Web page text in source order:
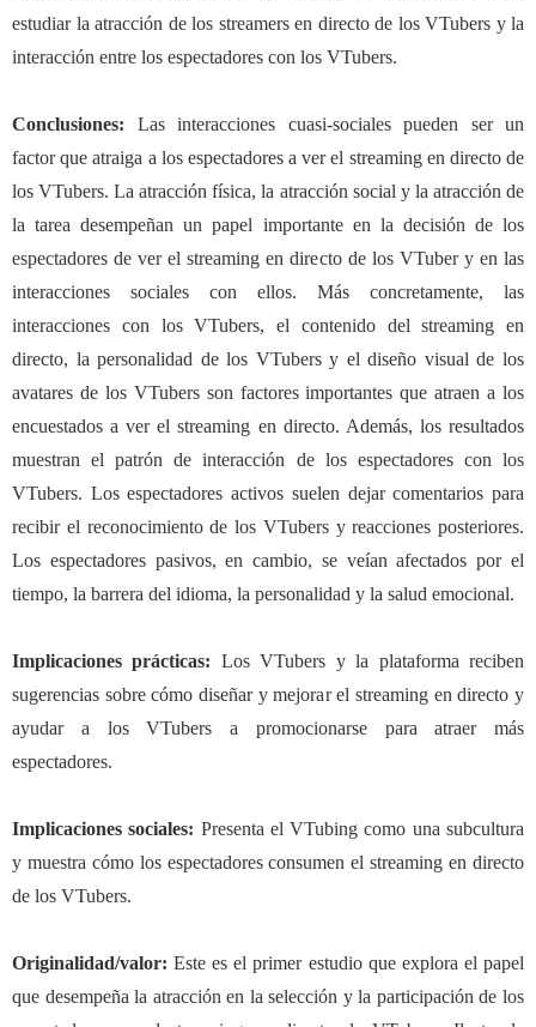
estudiar la atracción de los streamers en directo de los VTubers y la
interacción entre los espectadores con los VTubers.
Conclusiones: Las interacciones cuasi-sociales pueden ser un
factor que atraiga a los espectadores a ver el streaming en directo de
los VTubers. La atracción física, la atracción social y la atracción de
la tarea desempeñan un papel importante en la decisión de los
espectadores de ver el streaming en directo de los VTuber y en las
interacciones sociales con ellos. Más concretamente, las
interacciones con los VTubers, el contenido del streaming en
directo, la personalidad de los VTubers y el diseño visual de los
avatares de los VTubers son factores importantes que atraen a los
encuestados a ver el streaming en directo. Además, los resultados
muestran el patrón de interacción de los espectadores con los
VTubers. Los espectadores activos suelen dejar comentarios para
recibir el reconocimiento de los VTubers y reacciones posteriores.
Los espectadores pasivos, en cambio, se veían afectados por el
tiempo, la barrera del idioma, la personalidad y la salud emocional.
Implicaciones prácticas: Los VTubers y la plataforma reciben
sugerencias sobre cómo diseñar y mejorar el streaming en directo y
ayudar a los VTubers a promocionarse para atraer más
espectadores.
Implicaciones sociales: Presenta el VTubing como una subcultura
y muestra cómo los espectadores consumen el streaming en directo
de los VTubers.
Originalidad/valor:Este es el primer estudio que explora el papel
que desempeña la atracción en la selección y la participación de los